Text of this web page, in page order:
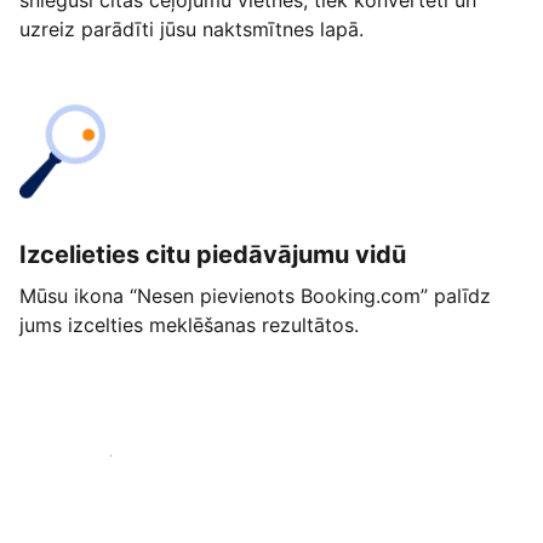
uzreiz parādīti jūsu naktsmītnes lapā.
Izcelieties citu piedāvājumu vidū
Mūsu ikona “Nesen pievienots Booking.com” palīdz
jums izcelties meklēšanas rezultātos.
Sākt jau šodien